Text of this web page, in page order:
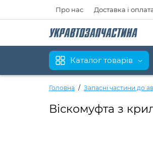
Про нас Доставка і
Каталог товарів
Головна Запасні частини до
Віскомуфта з